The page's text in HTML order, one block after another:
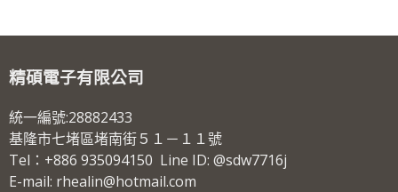
精碩電子有限公司
統一編號:28882433
基隆市七堵區堵南街５１－１１號
Tel：+886 935094150 Line ID: @sdw7716j
E-mail: rhealin@hotmail.com